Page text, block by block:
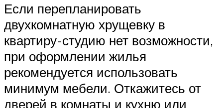
Если перепланировать
двухкомнатную хрущевку в
квартиру-студию нет возможности,
при оформлении жилья
рекомендуется использовать
минимум мебели. Откажитесь от
дверей в комнаты и кухню или